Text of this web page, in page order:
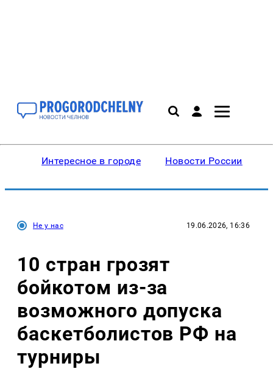
Интересное в городе Новости России
Не у нас 19.06.2026, 16:36
10 стран грозят
бойкотом из-за
возможного допуска
баскетболистов РФ на
турниры